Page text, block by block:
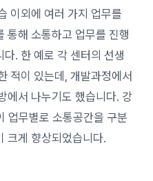
이외에 여러 가지 업무를
통해 소통하고 업무를 진행
. 한 예로 각 센터의 선생
적이 있는데, 개발과정에서
에서 나누기도 했습니다. 강
업무별로 소통공간을 구분
크게 향상되었습니다.